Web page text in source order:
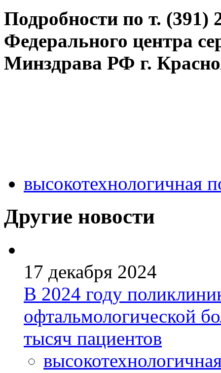
Подробности по т. (391)
Федерального центра
Минздрава РФ г.
высокотехнологичная
Другие новости
17 декабря 2024
В 2024 году
офтальмологической
тысяч пациентов